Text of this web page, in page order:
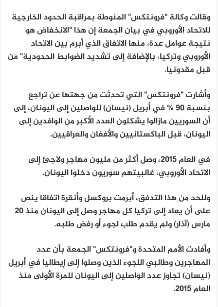
وقالت وكالة "فرونتكس" المنوطة بمراقبة الحدود الخارجية
للاتحاد الأوروبي في بيان الجمعة إن هذا "الانخفاض هو
نتيجة عوامل عدة، منها الاتفاق الذي أبرم بين الاتحاد
الأوروبي وتركيا، بالإضافة إلى تشديد الضوابط الحدودية" من
قبل مقدونيا.
وأشارت "فرونتكس" التي تحدثت من جهتها عن تراجع
بنسبة 90 % في أبريل (نيسان) للواصلين إلى اليونان، إلى
أن السوريين مازالوا يشكلون العدد الأكبر من الوافدين إلى
اليونان، قبل الباكستانيين والأفغان والعراقيين.
في العام 2015، وصل أكثر من مليون مهاجر ولاجئ إلى
الاتحاد الأوروبي، غالبيتهم سوريون دخلوا اليونان.
وللحد من هذا التدفق، أبرمت بروكسل وأنقرة اتفاقا ينص
على أن يعاد إلى تركيا كل مهاجر وصل إلى اليونان منذ 20
مارس (آذار) ولم يقدم طلب لجوء أو رفض طلبه.
وأفادت الأمم المتحدة و"فرونتكس" الجمعة بأن عدد
المهاجرين وطالبي اللجوء الذين وصلوا إلى إيطاليا في أبريل
(نيسان) تجاوز عدد الواصلين إلى اليونان للمرة الأولى منذ
العام 2015.